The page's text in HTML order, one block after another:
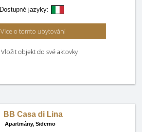
Dostupné jazyky:
Více o tomto ubytování
Vložit objekt do své aktovky
BB Casa di Lina
Apartmány, Siderno